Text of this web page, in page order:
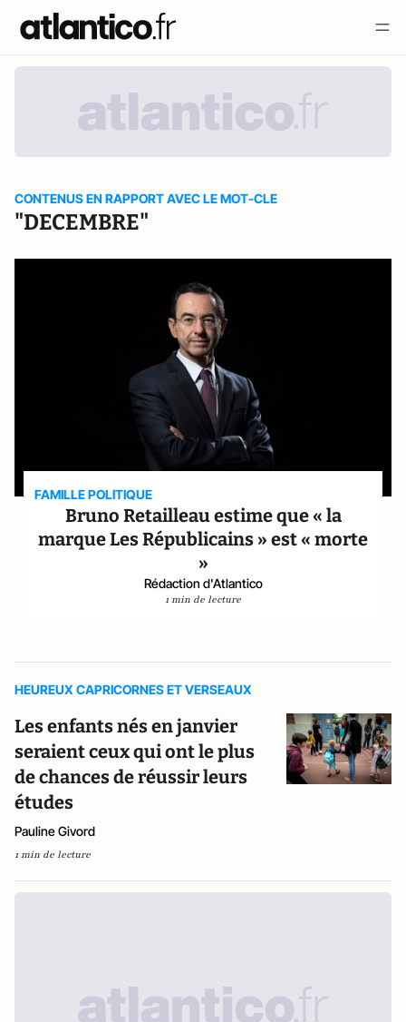
CONTENUS EN RAPPORT AVEC LE MOT-CLE
"DECEMBRE"
FAMILLE POLITIQUE
Bruno Retailleau estime que « la
marque Les Républicains » est « morte
»
Rédaction d'Atlantico
1 min de lecture
HEUREUX CAPRICORNES ET VERSEAUX
Les enfants nés en janvier
seraient ceux qui ont le plus
de chances de réussir leurs
études
Pauline Givord
1 min de lecture